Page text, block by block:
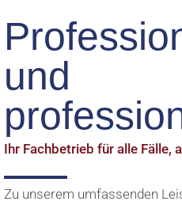
und
Ihr Fachbetrieb für alle Fälle,
Zu unserem umfassenden